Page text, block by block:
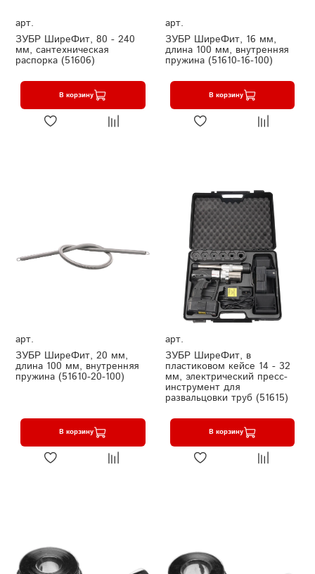
арт.
ЗУБР ШиреФит, 80 - 240
мм, сантехническая
распорка (51606)
В корзину
арт.
ЗУБР ШиреФит, 16 мм,
длина 100 мм, внутренняя
пружина (51610-16-100)
В корзину
арт.
ЗУБР ШиреФит, 20 мм,
длина 100 мм, внутренняя
пружина (51610-20-100)
В корзину
арт.
ЗУБР ШиреФит, в
пластиковом кейсе 14 - 32
мм, электрический пресс-
инструмент для
развальцовки труб (51615)
В корзину